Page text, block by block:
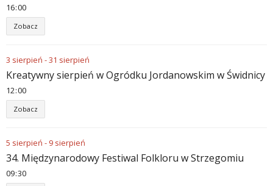
16:00
Zobacz
3 sierpień -31 sierpień
Kreatywny sierpień w Ogródku Jordanowskim w Świdnicy
12:00
Zobacz
5 sierpień - 9 sierpień
34. Międzynarodowy Festiwal Folkloru w Strzegomiu
09:30